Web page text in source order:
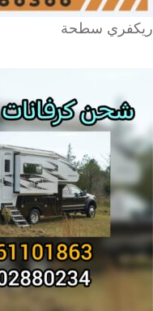
ريكفري سطحة